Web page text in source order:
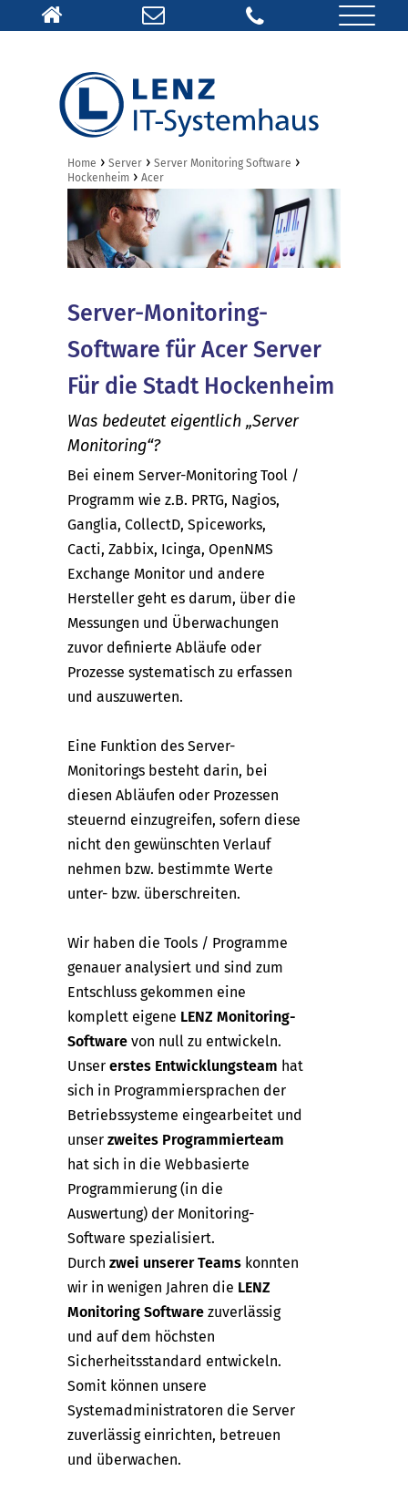
Home › Server › Server Monitoring Software ›
Hockenheim › Acer
Server-Monitoring-
Software für Acer Server
Für die Stadt Hockenheim
Was bedeutet eigentlich „Server
Monitoring“?
Bei einem Server-Monitoring Tool /
Programm wie z.B. PRTG, Nagios,
Ganglia, CollectD, Spiceworks,
Cacti, Zabbix, Icinga, OpenNMS
Exchange Monitor und andere
Hersteller geht es darum, über die
Messungen und Überwachungen
zuvor definierte Abläufe oder
Prozesse systematisch zu erfassen
und auszuwerten.
Eine Funktion des Server-
Monitorings besteht darin, bei
diesen Abläufen oder Prozessen
steuernd einzugreifen, sofern diese
nicht den gewünschten Verlauf
nehmen bzw. bestimmte Werte
unter- bzw. überschreiten.
Wir haben die Tools / Programme
genauer analysiert und sind zum
Entschluss gekommen eine
komplett eigene LENZ Monitoring-
Software von null zu entwickeln.
Unser erstes Entwicklungsteam hat
sich in Programmiersprachen der
Betriebssysteme eingearbeitet und
unser zweites Programmierteam
hat sich in die Webbasierte
Programmierung (in die
Auswertung) der Monitoring-
Software spezialisiert.
Durch zwei unserer Teams konnten
wir in wenigen Jahren die LENZ
Monitoring Software zuverlässig
und auf dem höchsten
Sicherheitsstandard entwickeln.
Somit können unsere
Systemadministratoren die Server
zuverlässig einrichten, betreuen
und überwachen.